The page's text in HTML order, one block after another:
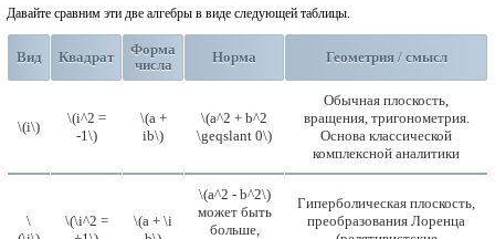
Давайте сравним эти две алгебры в виде следующей таблицы.
Вид Квадрат
Форма
числа
Норма Геометрия / смысл
\(i\)
\(i^2 =
-1\)
\(a +
ib\)
\(a^2 + b^2
\geqslant 0\)
Обычная плоскость,
вращения, тригонометрия.
Основа классической
комплексной аналитики
\
\(\i^2 =
\(a + \i
\(a^2 - b^2\)
может быть
больше,
Гиперболическая плоскость,
преобразования Лоренца